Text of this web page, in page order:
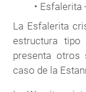
• Esfalerita
La Esfalerita
estructura
presenta
caso de la